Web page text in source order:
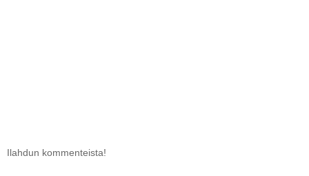
Ilahdun kommenteista!